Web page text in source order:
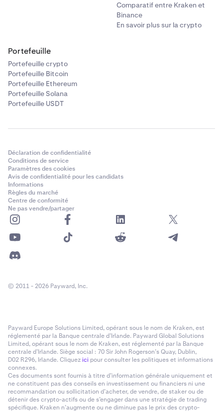
Comparatif entre Kraken et
Binance
En savoir plus sur la crypto
Portefeuille
Portefeuille crypto
Portefeuille Bitcoin
Portefeuille Ethereum
Portefeuille Solana
Portefeuille USDT
Déclaration de confidentialité
Conditions de service
Paramètres des cookies
Avis de confidentialité pour les candidats
Informations
Règles du marché
Centre de conformité
Ne pas vendre/partager
© 2011 - 2026 Payward, Inc.
Payward Europe Solutions Limited, opérant sous le nom de Kraken, est
réglementé par la Banque centrale d’Irlande. Payward Global Solutions
Limited, opérant sous le nom de Kraken, est réglementé par la Banque
centrale d’Irlande. Siège social : 70 Sir John Rogerson’s Quay, Dublin,
D02 R296, Irlande. Cliquezici pour consulter les politiques et informations
connexes.
Ces documents sont fournis à titre d’information générale uniquement et
ne constituent pas des conseils en investissement ou financiers ni une
recommandation ou sollicitation d’acheter, de vendre, de staker ou de
détenir des crypto-actifs ou de s’engager dans une stratégie de trading
spécifique. Kraken n’augmente ou ne diminue pas le prix des crypto-